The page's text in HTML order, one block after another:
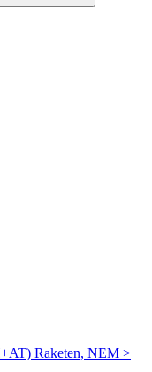
Raketen, NEM >